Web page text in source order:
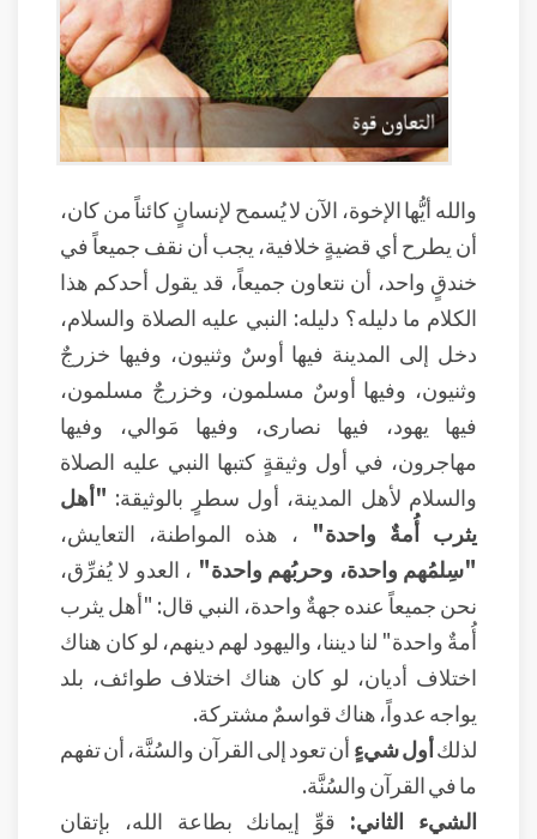
والله أيُّها الإخوة، الآن لا يُسمح لإنسانٍ كائناً من كان،
أن يطرح أي قضيةٍ خلافية، يجب أن نقف جميعاً في
خندقٍ واحد، أن نتعاون جميعاً، قد يقول أحدكم هذا
الكلام ما دليله؟ دليله: النبي عليه الصلاة والسلام،
دخل إلى المدينة فيها أوسٌ وثنيون، وفيها خزرجٌ
وثنيون، وفيها أوسٌ مسلمون، وخزرجٌ مسلمون،
فيها يهود، فيها نصارى، وفيها مَوالي، وفيها
مهاجرون، في أول وثيقةٍ كتبها النبي عليه الصلاة
والسلام لأهل المدينة، أول سطرٍ بالوثيقة: "أهل
يثرب أُمةٌ واحدة" ، هذه المواطنة، التعايش،
"سِلمُهم واحدة، وحربُهم واحدة" ، العدو لا يُفرِّق،
نحن جميعاً عنده جهةٌ واحدة، النبي قال: "أهل يثرب
أُمةٌ واحدة" لنا ديننا، واليهود لهم دينهم، لو كان هناك
اختلاف أديان، لو كان هناك اختلاف طوائف، بلد
يواجه عدواً، هناك قواسمٌ مشتركة.
لذلكأول شيءٍأن تعود إلى القرآن والسُنَّة، أن تفهم
ما في القرآن والسُنَّة.
الشيء الثاني: قوِّ إيمانك بطاعة الله، بإتقان